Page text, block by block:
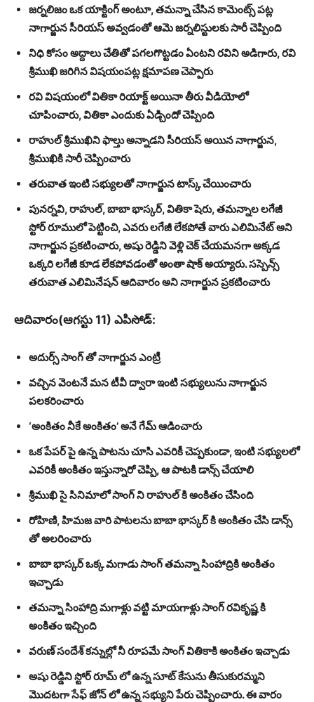
జర్నలిజం ఒక యాక్టింగ్ అంటూ, తమన్నా చేసిన కామెంట్స్ పట్ల
నాగార్జున సీరియస్ అవ్వడంతో ఆమె జర్నలిస్టులకు సారీ చెప్పింది
నిధి కోసం అద్దాలు చేతితో పగలగొట్టడం ఏంటని రవిని అడిగారు, రవి
శ్రీముఖి జరిగిన విషయంపట్ల క్షమాపణ చెప్పారు
రవి విషయంలో వితికా రియాక్ట్ అయినా తీరు వీడియోలో
చూపించారు, వితికా ఎందుకు ఏడ్చిందో చెప్పింది
రాహుల్ శ్రీముఖిని ఫాల్తు అన్నాడని సీరియస్ అయిన నాగార్జున,
శ్రీముఖికి సారీ చెప్పించారు
తరువాత ఇంటి సభ్యులతో నాగార్జున టాస్క్ చేయించారు
పునర్నవి, రాహుల్, బాబా భాస్కర్, వితికా షెరు, తమన్నాల లగేజీ
స్టోర్ రూములో పెట్టించి, ఎవరు లగేజీ లేకపోతే వారు ఎలిమినేట్ అని
నాగార్జున ప్రకటించారు, అషు రెడ్డిని వెళ్లి చెక్ చేయమనగా అక్కడ
ఒక్కరి లగేజీ కూడ లేకపోవడంతో అంతా షాక్ అయ్యారు. సస్పెన్స్
తరువాత ఎలిమినేషన్ ఆదివారం అని నాగార్జున ప్రకటించారు
ఆదివారం(ఆగస్టు 11) ఎపిసోడ్:
అదుర్స్ సాంగ్ తో నాగార్జున ఎంట్రీ
వచ్చిన వెంటనే మన టీవీ ద్వారా ఇంటి సభ్యులును నాగార్జున
పలకరించారు
‘అంకితం నీకే అంకితం’ అనే గేమ్ ఆడించారు
ఒక పేపర్ పై ఉన్న పాటను చూసి ఎవరికీ చెప్పకుండా, ఇంటి సభ్యులలో
ఎవరికీ అంకితం ఇస్తున్నారో చెప్పి, ఆ పాటకి డాన్స్ చేయాలి
శ్రీముఖి సై సినిమాలో సాంగ్ ని రాహుల్ కి అంకితం చేసింది
రోహిణి, హిమజ వారి పాటలను బాబా భాస్కర్ కి అంకితం చేసి డాన్స్
తో అలరించారు
బాబా భాస్కర్ ఒక్క మగాడు సాంగ్ తమన్నా సింహాద్రికి అంకితం
ఇచ్చాడు
తమన్నా సింహాద్రి మగాళ్లు వట్టి మాయగాళ్లు సాంగ్ రవికృష్ణ కి
అంకితం ఇచ్చింది
వరుణ్ సందేశ్ కన్నుల్లో నీ రూపమే సాంగ్ వితికాకి అంకితం ఇచ్చాడు
అషు రెడ్డిని స్టోర్ రూమ్ లో ఉన్న సూట్ కేసును తీసుకురమ్మని
మొదటగా సేఫ్ జోన్ లో ఉన్న సభ్యుని పేరు చెప్పించారు. ఈ వారం